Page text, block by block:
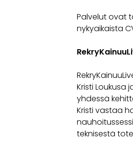
Palvelut ovat
nykyaikaista
Kristi
yhdessä
Kristi vastaa
teknisestä